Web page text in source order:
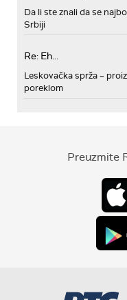
Da li ste znali da se
Srbiji
Re: Eh...
Leskovačka sprža –
poreklom
Preuzmite